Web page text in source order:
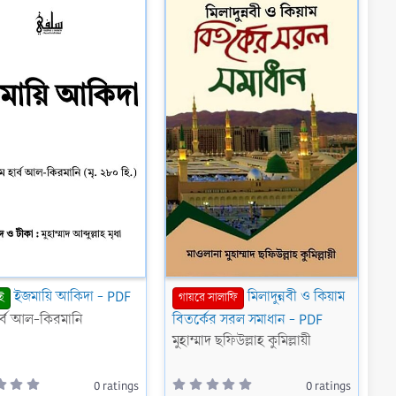
ইজমায়ি আকিদা - PDF
আল-কিরমানি
0 ratings
গায়রে সালাফি
মিলাদুন্নবী ও কিয়াম
বিতর্কের সরল সমাধান - PDF
মুহাম্মাদ ছফিউল্লাহ কুমিল্লায়ী
0 ratings